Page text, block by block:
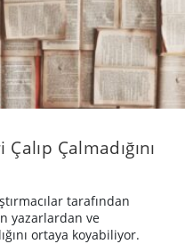
Çalmadığını
tarafından
yazarlardan ve
ortaya koyabiliyor.